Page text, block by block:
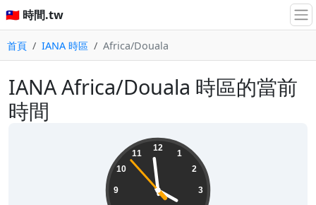
🇹🇼 時間.tw
首頁 IANA 時區 Africa/Douala
IANA Africa/Douala 時區的當前
時間
12
1
2
3
9
10
11